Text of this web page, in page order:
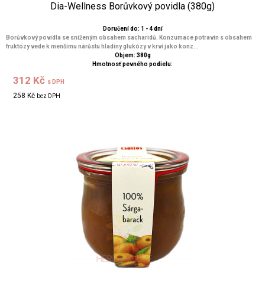
Dia-Wellness Borůvkový povidla (380g)
Doručení do: 1 - 4 dní
Borůvkový povidla se sníženým obsahem sacharidů. Konzumace potravin s obsahem
fruktózy vede k menšímu nárůstu hladiny glukózy v krvi jako konz...
Objem: 380g
Hmotnosť pevného podielu:
312 Kč s DPH
258 Kč bez DPH